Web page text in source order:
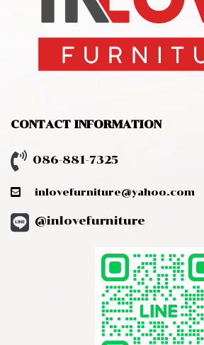
CONTACT INFORMATION
086-881-7325
inlovefurniture@yahoo.com
@inlovefurniture